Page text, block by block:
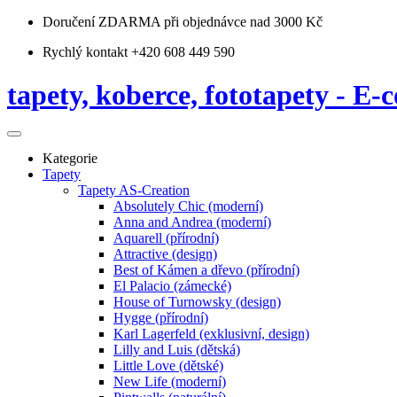
Doručení ZDARMA při objednávce nad 3000 Kč
Rychlý kontakt +420 608 449 590
tapety, koberce, fototapety - E-
Kategorie
Tapety
Tapety AS-Creation
Absolutely Chic (moderní)
Anna and Andrea (moderní)
Aquarell (přírodní)
Attractive (design)
Best of Kámen a dřevo (přírodní)
El Palacio (zámecké)
House of Turnowsky (design)
Hygge (přírodní)
Karl Lagerfeld (exklusivní, design)
Lilly and Luis (dětská)
Little Love (dětské)
New Life (moderní)